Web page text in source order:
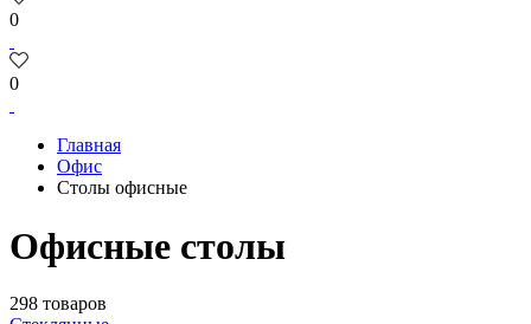
0
0
Главная
Офис
Столы офисные
Офисные столы
298 товаров